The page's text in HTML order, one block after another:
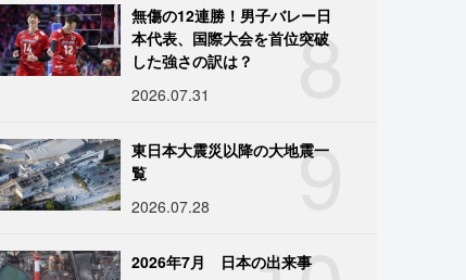
8
無傷の12連勝！男子バレー日
本代表、国際大会を首位突破
した強さの訳は？
2026.07.31
9
東日本大震災以降の大地震一
覧
2026.07.28
2026年7月 日本の出来事